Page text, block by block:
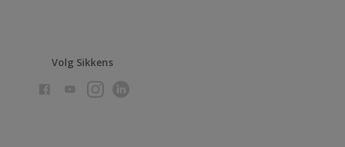
Volg Sikkens